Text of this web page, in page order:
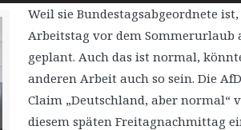
Weil sie Bundestagsabgeordnete
Arbeitstag vor dem Sommerurlaub
geplant. Auch das ist normal,
anderen Arbeit auch so sein. Die
Claim „Deutschland, aber normal“
diesem späten Freitagnachmittag